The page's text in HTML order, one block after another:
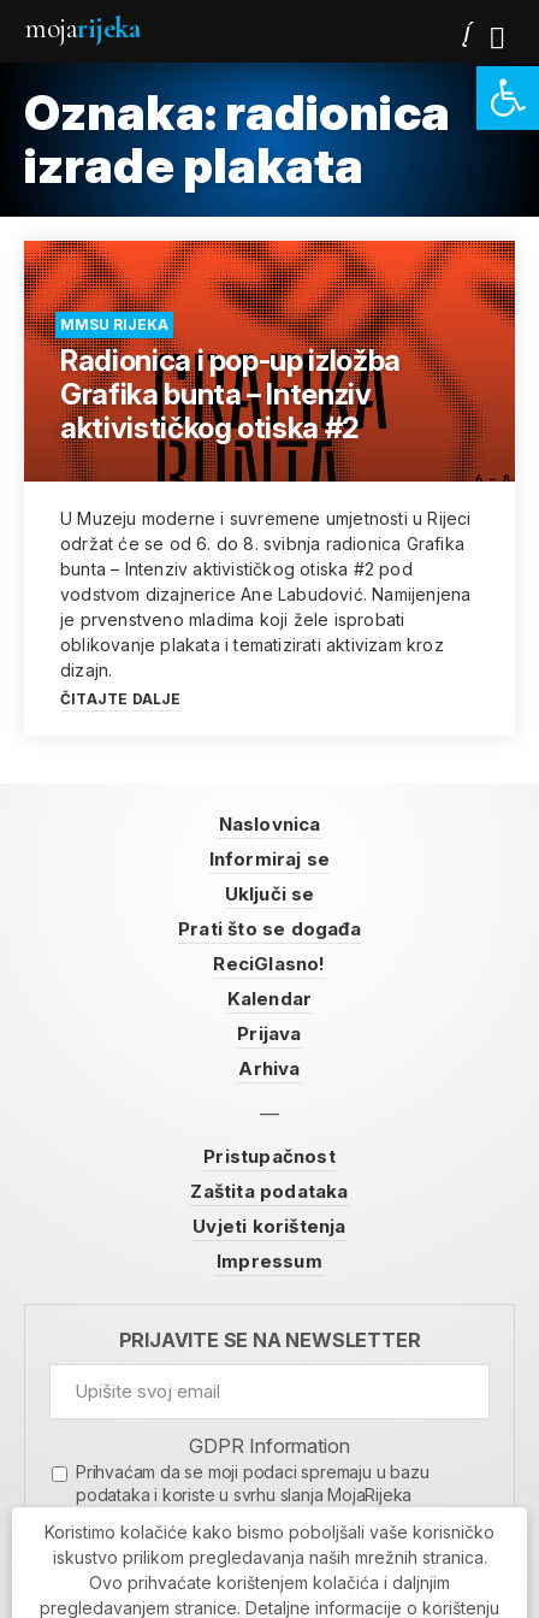
mojarijeka
Oznaka: radionica
izrade plakata
MMSU RIJEKA
Radionica i pop-up izložba
Grafika bunta – Intenziv
aktivističkog otiska #2
U Muzeju moderne i suvremene umjetnosti u Rijeci
održat će se od 6. do 8. svibnja radionica Grafika
bunta – Intenziv aktivističkog otiska #2 pod
vodstvom dizajnerice Ane Labudović. Namijenjena
je prvenstveno mladima koji žele isprobati
oblikovanje plakata i tematizirati aktivizam kroz
dizajn.
ČITAJTE DALJE
Naslovnica
Informiraj se
Uključi se
Prati što se događa
ReciGlasno!
Kalendar
Prijava
Arhiva
Pristupačnost
Zaštita podataka
Uvjeti korištenja
Impressum
PRIJAVITE SE NA NEWSLETTER
GDPR Information
Prihvaćam da se moji podaci spremaju u bazu
podataka i koriste u svrhu slanja MojaRijeka
MOJARIJEKA NEWSLETTER
PRIJAVI SE
Koristimo kolačiće kako bismo poboljšali vaše korisničko
iskustvo prilikom pregledavanja naših mrežnih stranica.
Ovo prihvaćate korištenjem kolačića i daljnjim
pregledavanjem stranice. Detaljne informacije o korištenju